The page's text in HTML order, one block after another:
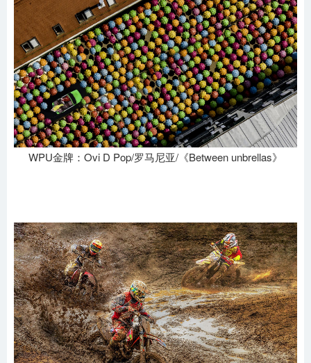
WPU金牌：Ovi D Pop/罗马尼亚/《Between unbrellas》